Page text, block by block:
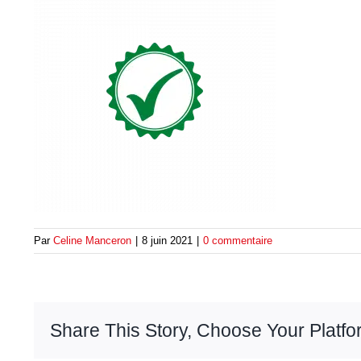
Par Celine Manceron 8 juin 2021 0 commentaire
Share This Story, Choose Your